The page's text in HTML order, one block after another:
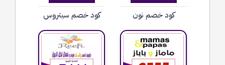
كود خصم نون كود خصم سيتروس